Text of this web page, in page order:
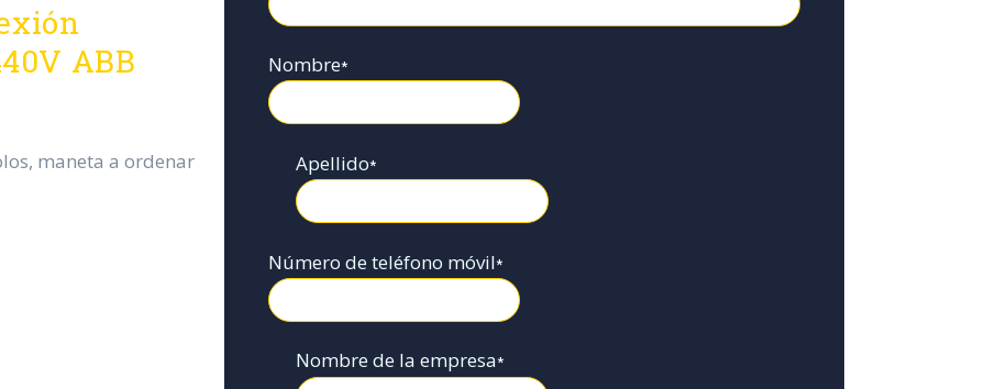
ABB
maneta a ordenar
Nombre*
Apellido*
Número de teléfono móvil*
Nombre de la empresa*